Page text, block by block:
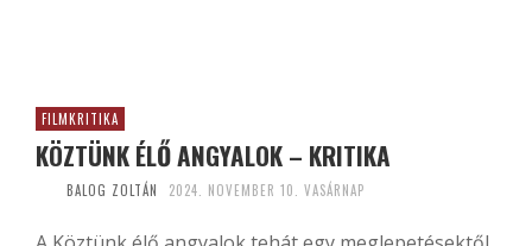
FILMKRITIKA
KÖZTÜNK ÉLŐ ANGYALOK – KRITIKA
BALOG ZOLTÁN 2024. NOVEMBER 10. VASÁRNAP